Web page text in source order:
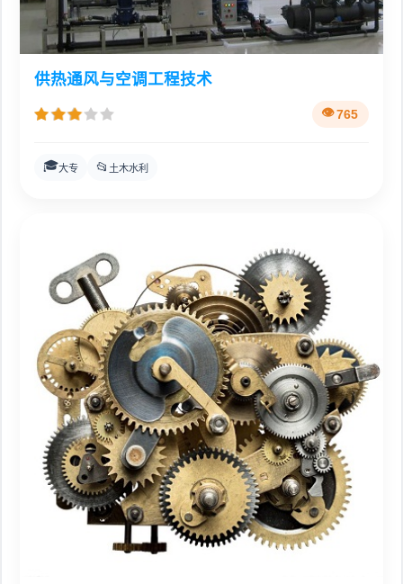
供热通风与空调工程技术
765
🎓大专 📂 土木水利